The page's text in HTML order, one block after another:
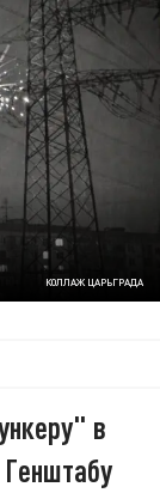
КОЛЛАЖ ЦАРЬГРАДА
в